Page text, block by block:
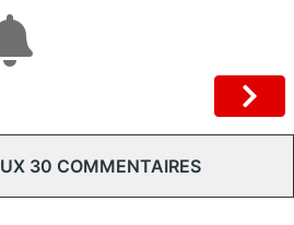
30 COMMENTAIRES